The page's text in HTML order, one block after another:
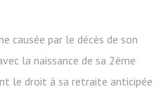
causée par le décès de son
la naissance de sa 2ème
le droit à sa retraite anticipée